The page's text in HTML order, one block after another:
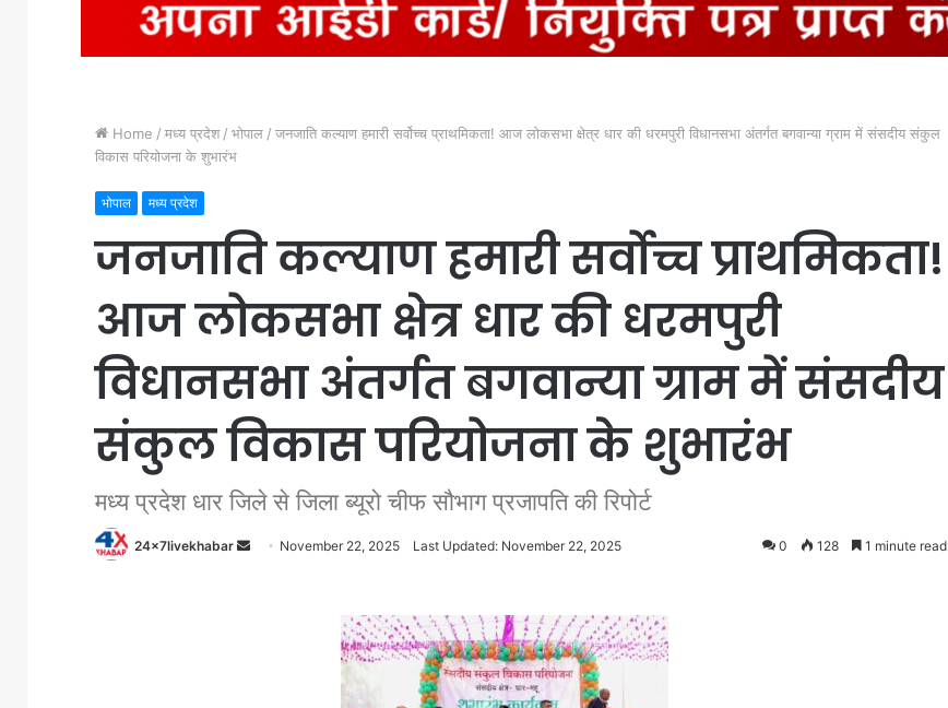
Home / मध्य प्रदेश / भोपाल / जनजाति कल्याण हमारी सर्वोच्च प्राथमिकता! आज लोकसभा क्षेत्र धार की धरमपुरी विधानसभा अंतर्गत बगवान्या ग्राम में संसदीय संकुल
विकास परियोजना के शुभारंभ
भोपाल मध्य प्रदेश
जनजाति कल्याण हमारी सर्वोच्च प्राथमिकता!
आज लोकसभा क्षेत्र धार की धरमपुरी
विधानसभा अंतर्गत बगवान्या ग्राम में संसदीय
संकुल विकास परियोजना के शुभारंभ
मध्य प्रदेश धार जिले से जिला ब्यूरो चीफ सौभाग प्रजापति की रिपोर्ट
24x7livekhabar
Send November 22, 2025 Last Updated: November 22, 2025 0 128 1 minute read